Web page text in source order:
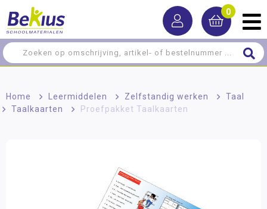
0
Home > Leermiddelen > Zelfstandig werken > Taal
Taalkaarten
> Proefpakket Taalkaarten